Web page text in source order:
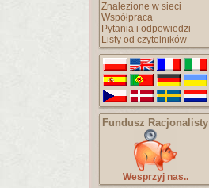
Znalezione w sieci
Współpraca
Pytania i odpowiedzi
Listy od czytelników
Fundusz Racjonalisty
Wesprzyj nas..